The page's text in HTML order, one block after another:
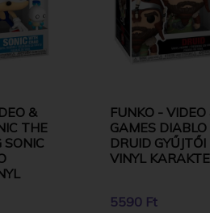
&
THE
SONIC
FUNKO - VIDEO
GAMES
DRUID GYŰJTŐI
VINYL
5590 Ft